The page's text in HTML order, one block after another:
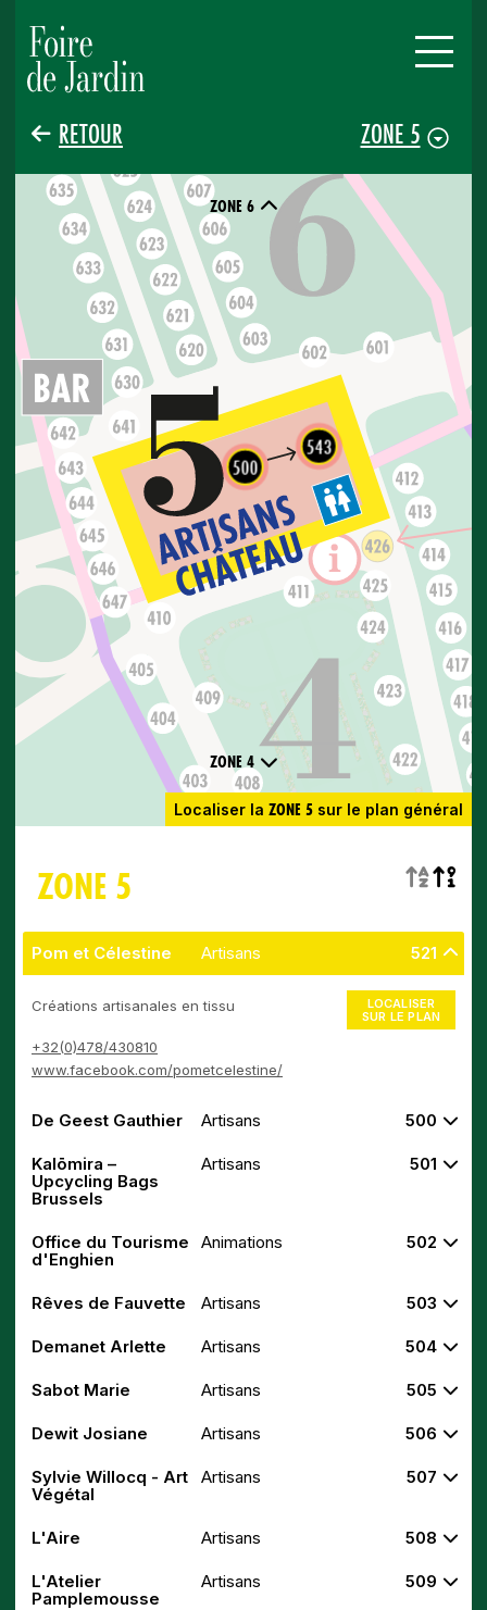
RETOUR ZONE 5
Localiser la ZONE 5sur le plan général
ZONE 6
ZONE 4
500
543
ZONE 5
Pom et Célestine Artisans 521
Créations artisanales en tissu
+32(0)478/430810
www.facebook.com/pometcelestine/
LOCALISER
SUR LE PLAN
De Geest Gauthier Artisans 500
Kalōmira –
Upcycling Bags
Brussels
Artisans 501
Office du Tourisme
d'Enghien
Animations 502
Rêves de Fauvette Artisans 503
Demanet Arlette Artisans 504
Sabot Marie Artisans 505
Dewit Josiane Artisans 506
Sylvie Willocq - Art
Végétal
Artisans 507
L'Aire Artisans 508
L'Atelier
Pamplemousse
Artisans 509